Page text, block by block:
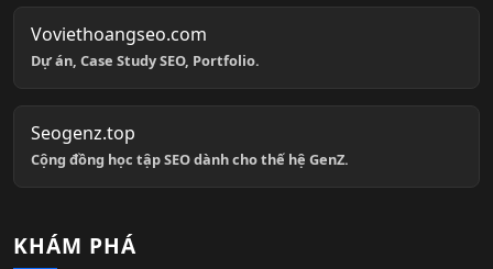
Voviethoangseo.com
Dự án, Case Study SEO, Portfolio.
Seogenz.top
Cộng đồng học tập SEO dành cho thế hệ GenZ.
KHÁM PHÁ